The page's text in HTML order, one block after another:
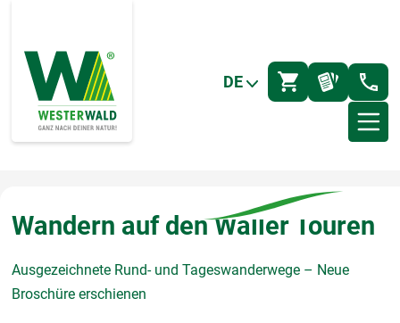
DE
Wandern auf den Wäller Touren
Ausgezeichnete Rund- und Tageswanderwege – Neue
Broschüre erschienen